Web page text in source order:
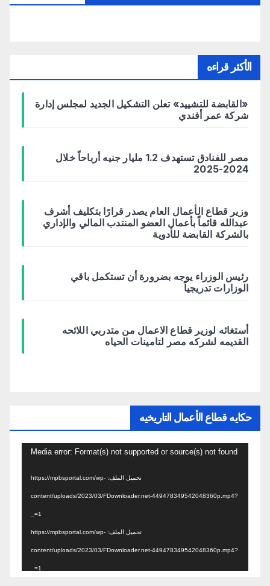
الأكثر قراءه
«القابضة للتشييد» تعلن التشكيل الجديد لمجلس إدارة
شركة عمر أفندي
مصر للفنادق تستهدف 1.2 مليار جنيه أرباحاً خلال
2024-2025
وزير قطاع الأعمال العام يصدر قرارًا بتكليف أشرف
عبدالله قائماً بأعمال العضو المنتدب المالي والإداري
بالشركة القابضة للأدوية
رئيس الوزراء يوجه بضرورة أن تستكمل باقي
الوزارات تدريجياً
أستغاثه لوزير قطاع الاعمال من متدربي اللائحه
القديمه لشركه مصر لتامينات الحياه
حكايه قطاع الأعمال التاريخيه
مشغل
Media error: Format(s) not supported or source(s) not found
تحميل الملف: https://mpbsportal.com/wp-
content/uploads/2023/03/FDownloader.net-449478349542048360p.mp4?
_=1
تحميل الملف: https://mpbsportal.com/wp-
content/uploads/2023/03/FDownloader.net-449478349542048360p.mp4?
_=1